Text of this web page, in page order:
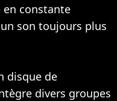
constante
son toujours plus
disque de
divers groupes